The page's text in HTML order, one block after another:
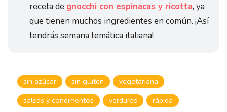
receta de gnocchi con espinacas y ricotta, ya
que tienen muchos ingredientes en común. ¡Así
tendrás semana temática italiana!
sin azúcar sin gluten
vegetariana
salsas y condimentos
verduras
rápida